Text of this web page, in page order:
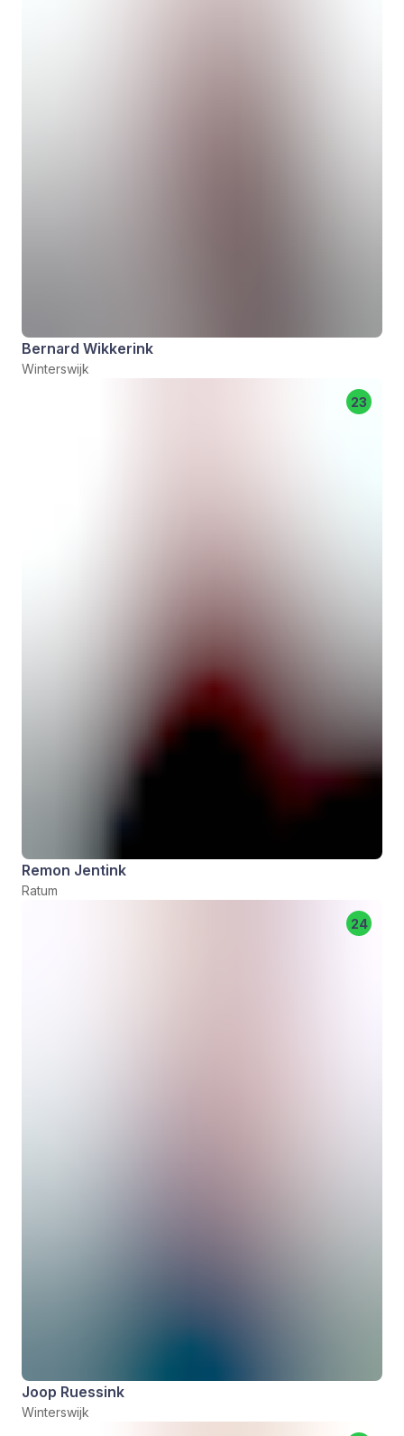
Bernard Wikkerink
Winterswijk
23
Remon Jentink
Ratum
24
Joop Ruessink
Winterswijk